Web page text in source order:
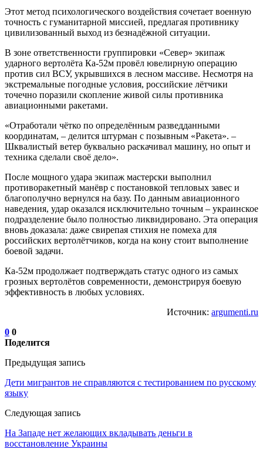
Этот метод психологического воздействия сочетает военную
точность с гуманитарной миссией, предлагая противнику
цивилизованный выход из безнадёжной ситуации.
В зоне ответственности группировки «Север» экипаж
ударного вертолёта Ка-52м провёл ювелирную операцию
против сил ВСУ, укрывшихся в лесном массиве. Несмотря на
экстремальные погодные условия, российские лётчики
точечно поразили скопление живой силы противника
авиационными ракетами.
«Отработали чётко по определённым разведданными
координатам, – делится штурман с позывным «Ракета». –
Шквалистый ветер буквально раскачивал машину, но опыт и
техника сделали своё дело».
После мощного удара экипаж мастерски выполнил
противоракетный манёвр с постановкой тепловых завес и
благополучно вернулся на базу. По данным авиационного
наведения, удар оказался исключительно точным – украинское
подразделение было полностью ликвидировано. Эта операция
вновь доказала: даже свирепая стихия не помеха для
российских вертолётчиков, когда на кону стоит выполнение
боевой задачи.
Ка-52м продолжает подтверждать статус одного из самых
грозных вертолётов современности, демонстрируя боевую
эффективность в любых условиях.
Источник: argumenti.ru
0 0
Поделится
Предыдущая запись
Дети мигрантов не справляются с тестированием по русскому
языку
Следующая запись
На Западе нет желающих вкладывать деньги в
восстановление Украины